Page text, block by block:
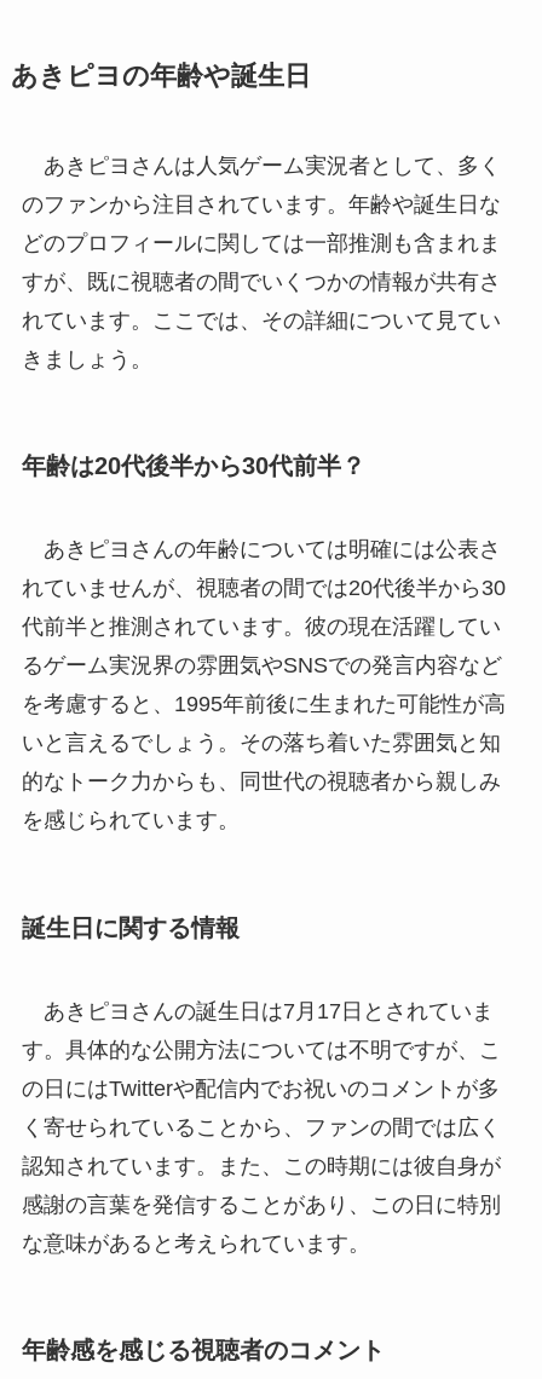
あきピヨの年齢や誕生日
あきピヨさんは人気ゲーム実況者として、多く
のファンから注目されています。年齢や誕生日な
どのプロフィールに関しては一部推測も含まれま
すが、既に視聴者の間でいくつかの情報が共有さ
れています。ここでは、その詳細について見てい
きましょう。
年齢は20代後半から30代前半？
あきピヨさんの年齢については明確には公表さ
れていませんが、視聴者の間では20代後半から30
代前半と推測されています。彼の現在活躍してい
るゲーム実況界の雰囲気やSNSでの発言内容など
を考慮すると、1995年前後に生まれた可能性が高
いと言えるでしょう。その落ち着いた雰囲気と知
的なトーク力からも、同世代の視聴者から親しみ
を感じられています。
誕生日に関する情報
あきピヨさんの誕生日は7月17日とされていま
す。具体的な公開方法については不明ですが、こ
の日にはTwitterや配信内でお祝いのコメントが多
く寄せられていることから、ファンの間では広く
認知されています。また、この時期には彼自身が
感謝の言葉を発信することがあり、この日に特別
な意味があると考えられています。
年齢感を感じる視聴者のコメント